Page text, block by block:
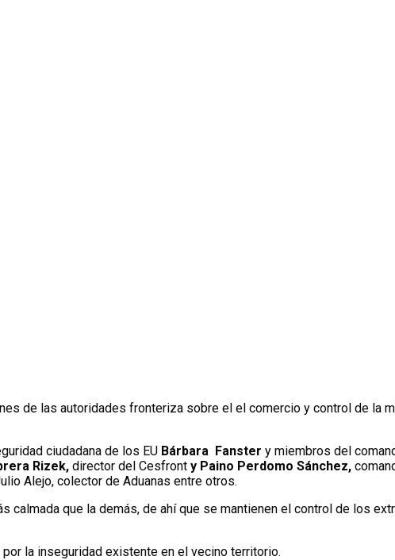
de las autoridades fronteriza sobre el el comercio y control de la
ciudadana de los EU Bárbara Fanster y miembros del
Rizek, director del Cesfront y Paino Perdomo Sánchez,
Alejo, colector de Aduanas entre otros.
que la demás, de ahí que se mantienen el control de los
la inseguridad existente en el vecino territorio.